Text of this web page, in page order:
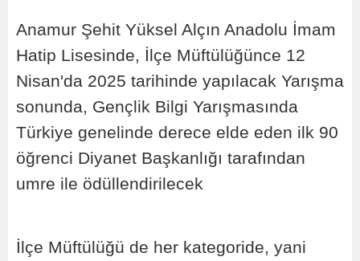
Anamur Şehit Yüksel Alçın Anadolu İmam
Hatip Lisesinde, İlçe Müftülüğünce 12
Nisan'da 2025 tarihinde yapılacak Yarışma
sonunda, Gençlik Bilgi Yarışmasında
Türkiye genelinde derece elde eden ilk 90
öğrenci Diyanet Başkanlığı tarafından
umre ile ödüllendirilecek
İlçe Müftülüğü de her kategoride, yani